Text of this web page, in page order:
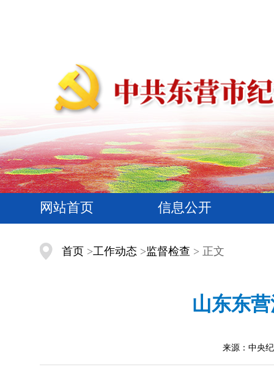
网站首页 信息公开
首页 >工作动态 >监督检查 > 正文
山东东
来源：中央